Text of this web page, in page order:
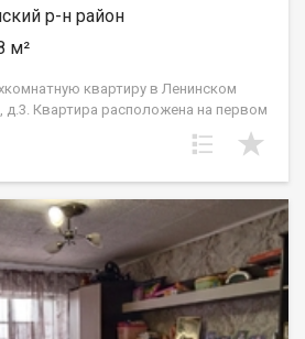
р-н район
м²
квартиру в Ленинском
д.3. Квартира расположена на первом
дома. Дом находится в тихом,
районе, окна выходят во двор,
Развитая инфраструктура, в
детские сада, Аэрокосмический
и все необходимое для
Выход на сделку возможен после
сумма в договоре, один взрослый